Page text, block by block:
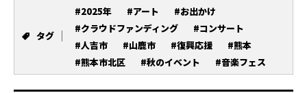
タグ
#2025年 #アート
#お出かけ
#クラウドファンディング
#コンサート
#人吉市
#山鹿市 #復興応援
#熊本
#熊本市北区
#秋のイベント #音楽フェス